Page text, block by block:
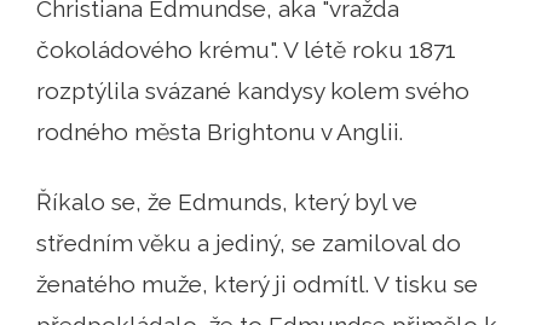
Christiana Edmundse, aka "vražda
čokoládového krému". V létě roku 1871
rozptýlila svázané kandysy kolem svého
rodného města Brightonu v Anglii.
Říkalo se, že Edmunds, který byl ve
středním věku a jediný, se zamiloval do
ženatého muže, který ji odmítl. V tisku se